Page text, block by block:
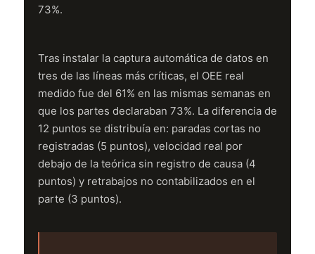
73%.
Tras instalar la captura automática de datos en
tres de las líneas más críticas, el OEE real
medido fue del 61% en las mismas semanas en
que los partes declaraban 73%. La diferencia de
12 puntos se distribuía en: paradas cortas no
registradas (5 puntos), velocidad real por
debajo de la teórica sin registro de causa (4
puntos) y retrabajos no contabilizados en el
parte (3 puntos).